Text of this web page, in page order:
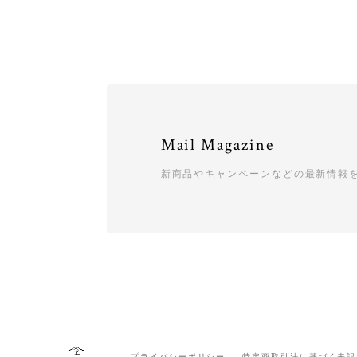
Mail Magazine
新商品やキャンペーンなどの最新情報